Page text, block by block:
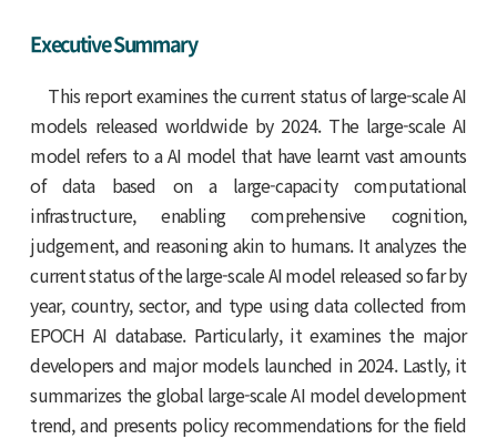
Executive Summary
This report examines the current status of large-scale AI
models released worldwide by 2024. The large-scale AI
model refers to a AI model that have learnt vast amounts
of data based on a large-capacity computational
infrastructure, enabling comprehensive cognition,
judgement, and reasoning akin to humans. It analyzes the
current status of the large-scale AI model released so far by
year, country, sector, and type using data collected from
EPOCH AI database. Particularly, it examines the major
developers and major models launched in 2024. Lastly, it
summarizes the global large-scale AI model development
trend, and presents policy recommendations for the field